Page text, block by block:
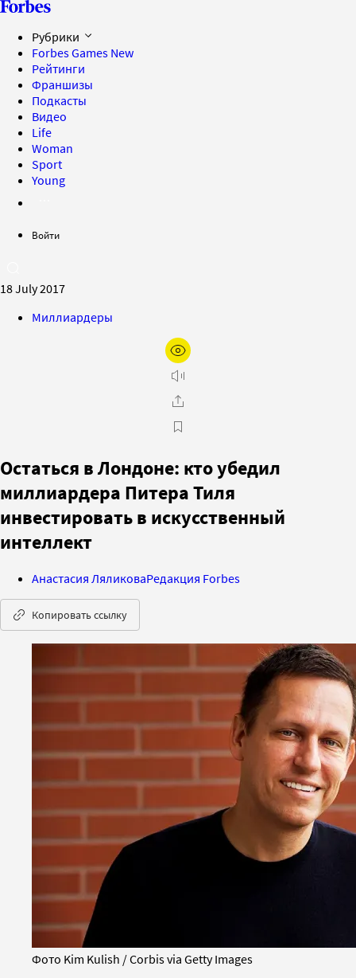
Рубрики
Forbes Games New
Рейтинги
Франшизы
Подкасты
Видео
Life
Woman
Sport
Young
Войти
18 July 2017
Миллиардеры
Остаться в Лондоне: кто убедил
миллиардера Питера Тиля
инвестировать в искусственный
интеллект
Анастасия ЛяликоваРедакция Forbes
Копировать ссылку
Фото Kim Kulish / Corbis via Getty Images